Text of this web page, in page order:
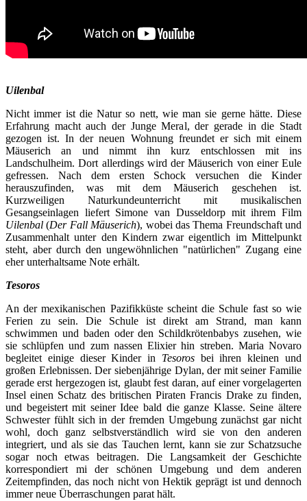
Uilenbal
Nicht immer ist die Natur so nett, wie man sie gerne hätte. Diese
Erfahrung macht auch der Junge Meral, der gerade in die Stadt
gezogen ist. In der neuen Wohnung freundet er sich mit einem
Mäuserich an und nimmt ihn kurz entschlossen mit ins
Landschulheim. Dort allerdings wird der Mäuserich von einer Eule
gefressen. Nach dem ersten Schock versuchen die Kinder
herauszufinden, was mit dem Mäuserich geschehen ist.
Kurzweiligen Naturkundeunterricht mit musikalischen
Gesangseinlagen liefert Simone van Dusseldorp mit ihrem Film
Uilenbal (Der Fall Mäuserich), wobei das Thema Freundschaft und
Zusammenhalt unter den Kindern zwar eigentlich im Mittelpunkt
steht, aber durch den ungewöhnlichen "natürlichen" Zugang eine
eher unterhaltsame Note erhält.
Tesoros
An der mexikanischen Pazifikküste scheint die Schule fast so wie
Ferien zu sein. Die Schule ist direkt am Strand, man kann
schwimmen und baden oder den Schildkrötenbabys zusehen, wie
sie schlüpfen und zum nassen Elixier hin streben. Maria Novaro
begleitet einige dieser Kinder in Tesorosbei ihren kleinen und
großen Erlebnissen. Der siebenjährige Dylan, der mit seiner Familie
gerade erst hergezogen ist, glaubt fest daran, auf einer vorgelagerten
Insel einen Schatz des britischen Piraten Francis Drake zu finden,
und begeistert mit seiner Idee bald die ganze Klasse. Seine ältere
Schwester fühlt sich in der fremden Umgebung zunächst gar nicht
wohl, doch ganz selbstverständlich wird sie von den anderen
integriert, und als sie das Tauchen lernt, kann sie zur Schatzsuche
sogar noch etwas beitragen. Die Langsamkeit der Geschichte
korrespondiert mi der schönen Umgebung und dem anderen
Zeitempfinden, das noch nicht von Hektik geprägt ist und dennoch
immer neue Überraschungen parat hält.